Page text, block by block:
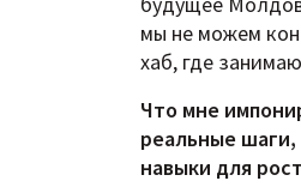
мы не можем
хаб, где
Что мне
реальные
навыки для